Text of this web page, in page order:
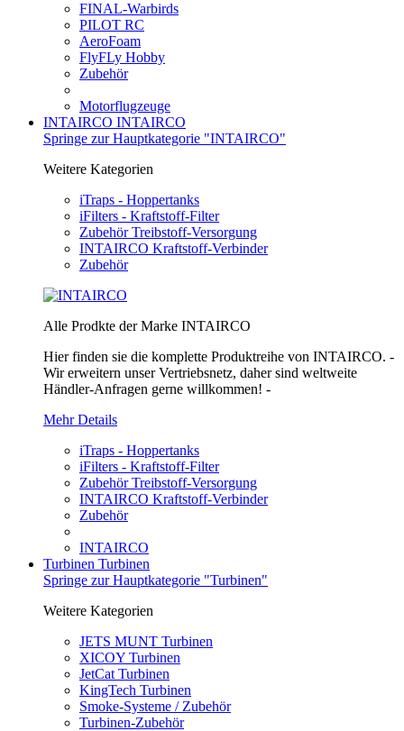
FINAL-Warbirds
PILOT RC
AeroFoam
FlyFLy Hobby
Zubehör
Motorflugzeuge
INTAIRCO INTAIRCO
Springe zur Hauptkategorie "INTAIRCO"
Weitere Kategorien
iTraps - Hoppertanks
iFilters - Kraftstoff-Filter
Zubehör Treibstoff-Versorgung
INTAIRCO Kraftstoff-Verbinder
Zubehör
Alle Prodkte der Marke INTAIRCO
Hier finden sie die komplette Produktreihe von INTAIRCO. -
Wir erweitern unser Vertriebsnetz, daher sind weltweite
Händler-Anfragen gerne willkommen! -
Mehr Details
iTraps - Hoppertanks
iFilters - Kraftstoff-Filter
Zubehör Treibstoff-Versorgung
INTAIRCO Kraftstoff-Verbinder
Zubehör
INTAIRCO
Turbinen Turbinen
Springe zur Hauptkategorie "Turbinen"
Weitere Kategorien
JETS MUNT Turbinen
XICOY Turbinen
JetCat Turbinen
KingTech Turbinen
Smoke-Systeme / Zubehör
Turbinen-Zubehör